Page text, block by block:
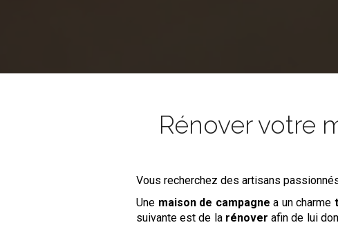
Rénover votre
Vous recherchez des artisans
Une maison de campagne a un charme
suivante est de la rénover afin de lui